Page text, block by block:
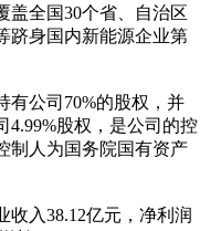
盖全国30个省、自治区
跻身国内新能源企业第
公司70%的股权，并
4.99%股权，是公司的控
制人为国务院国有资产
入38.12亿元，净利润